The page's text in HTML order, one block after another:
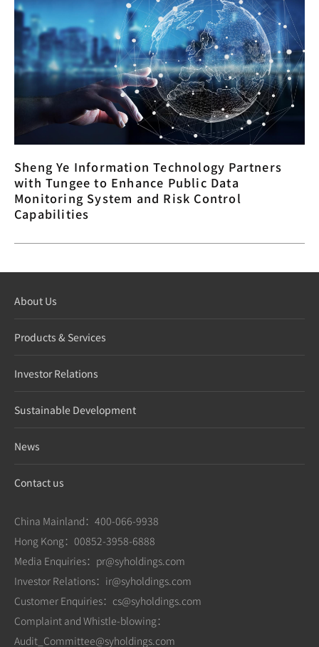
Sheng Ye Information Technology Partners
with Tungee to Enhance Public Data
Monitoring System and Risk Control
Capabilities
About Us
Products & Services
Investor Relations
Sustainable Development
News
Contact us
China Mainland：400-066-9938
Hong Kong：00852-3958-6888
Media Enquiries：pr@syholdings.com
Investor Relations：ir@syholdings.com
Customer Enquiries：cs@syholdings.com
Complaint and Whistle-blowing：
Audit_Committee@syholdings.com